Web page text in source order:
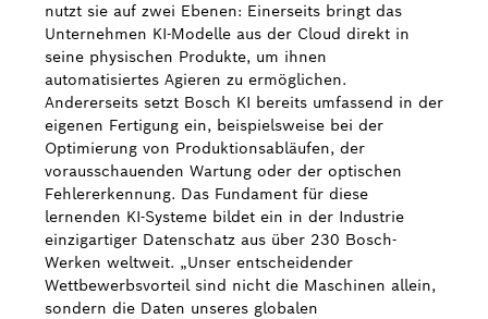
nutzt sie auf zwei Ebenen: Einerseits bringt das
Unternehmen KI-Modelle aus der Cloud direkt in
seine physischen Produkte, um ihnen
automatisiertes Agieren zu ermöglichen.
Andererseits setzt Bosch KI bereits umfassend in der
eigenen Fertigung ein, beispielsweise bei der
Optimierung von Produktionsabläufen, der
vorausschauenden Wartung oder der optischen
Fehlererkennung. Das Fundament für diese
lernenden KI-Systeme bildet ein in der Industrie
einzigartiger Datenschatz aus über 230 Bosch-
Werken weltweit. „Unser entscheidender
Wettbewerbsvorteil sind nicht die Maschinen allein,
sondern die Daten unseres globalen